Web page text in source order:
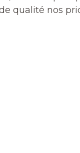
qualité nos